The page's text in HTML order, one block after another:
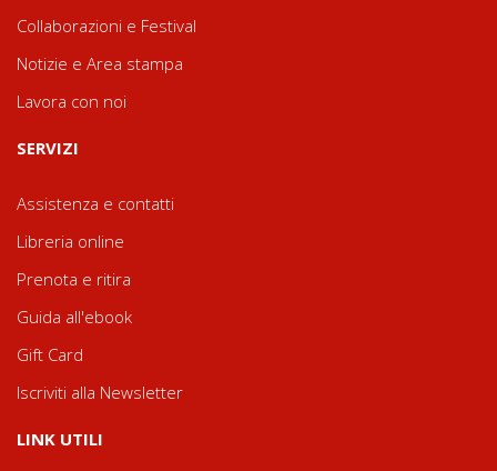
Collaborazioni e Festival
Notizie e Area stampa
Lavora con noi
SERVIZI
Assistenza e contatti
Libreria online
Prenota e ritira
Guida all'ebook
Gift Card
Iscriviti alla Newsletter
LINK UTILI